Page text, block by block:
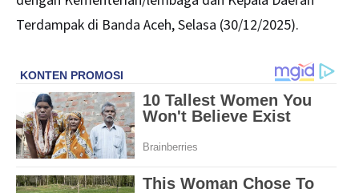
Terdampak di Banda Aceh, Selasa (30/12/2025).